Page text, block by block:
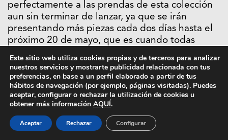
perfectamente a las prendas de esta colección
aun sin terminar de lanzar, ya que se irán
presentando más piezas cada dos días hasta el
próximo 20 de mayo, que es cuando todas
de Formy Studio. Todas las novedades las irán
publicando a través desu cuenta de Instagram
Este sitio web utiliza cookies propias y de terceros para analizar
nuestros servicios y mostrarte publicidad relacionada con tus
preferencias, en base a un perfil elaborado a partir de tus
hábitos de navegación (por ejemplo, páginas visitadas). Puedes
aceptar, configurar o rechazar la utilización de cookies u
obtener más información AQUÍ.
Aceptar Rechazar Configurar